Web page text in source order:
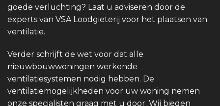
goede verluchting? Laat u adviseren door de
experts van VSA Loodgieterij voor het plaatsen van
ventilatie.
Verder schrijft de wet voor dat alle
nieuwbouwwoningen werkende
ventilatiesystemen nodig hebben. De
ventilatiemogelijkheden voor uw woning nemen
onze specialisten graag met u door. Wij bieden